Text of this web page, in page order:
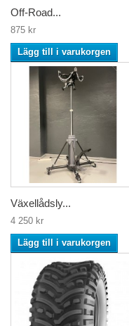
Off-Road...
875 kr
Lägg till i varukorgen
Växellådsly...
4 250 kr
Lägg till i varukorgen